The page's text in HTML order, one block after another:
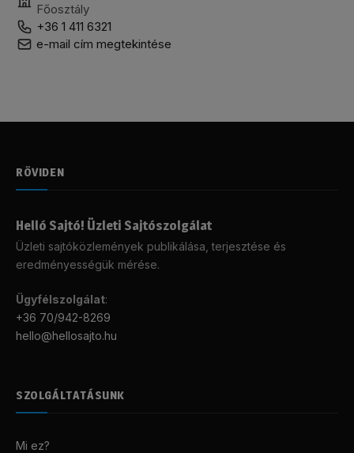
Főosztály
+36 1 411 6321
e-mail cím megtekintése
RÖVIDEN
Helló Sajtó! Üzleti Sajtószolgálat
Üzleti sajtóközlemények publikálása, terjesztése és
eredményességük mérése.
Ügyfélszolgálat:
+36 70/942-8269
hello@hellosajto.hu
SZOLGÁLTATÁSUNK
Mi ez?